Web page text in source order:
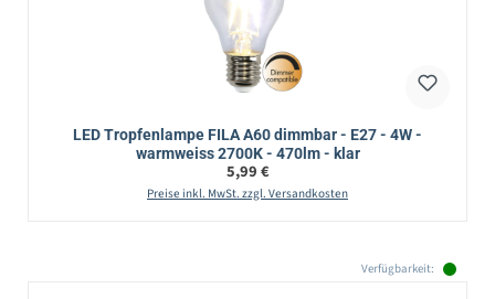
LED Tropfenlampe FILA A60 dimmbar - E27 - 4W -
warmweiss 2700K - 470lm - klar
Regulärer Preis:
5,99 €
Preise inkl. MwSt. zzgl. Versandkosten
Verfügbarkeit: